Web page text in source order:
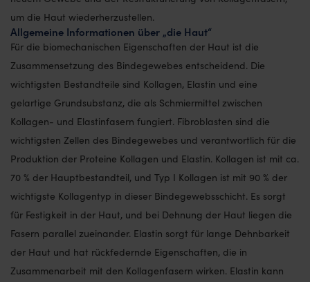
um die Haut wiederherzustellen.
Allgemeine Informationen über „die Haut“
Für die biomechanischen Eigenschaften der Haut ist die
Zusammensetzung des Bindegewebes entscheidend. Die
wichtigsten Bestandteile sind Kollagen, Elastin und eine
gelartige Grundsubstanz, die als Schmiermittel zwischen
Kollagen- und Elastinfasern fungiert. Fibroblasten sind die
wichtigsten Zellen des Bindegewebes und verantwortlich für die
Produktion der Proteine Kollagen und Elastin. Kollagen ist mit ca.
70 % der Hauptbestandteil, und Typ I Kollagen ist mit 90 % der
wichtigste Kollagentyp in dieser Bindegewebsschicht. Es sorgt
für Festigkeit in der Haut, und bei Dehnung der Haut liegen die
Fasern parallel zueinander. Elastin sorgt für lange Dehnbarkeit
der Haut und hat rückfedernde Eigenschaften, die in
Zusammenarbeit mit den Kollagenfasern wirken. Elastin kann